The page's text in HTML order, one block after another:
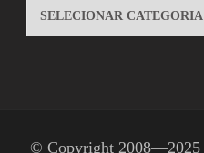
CATEGORIAS
© Copyright 2008—2025